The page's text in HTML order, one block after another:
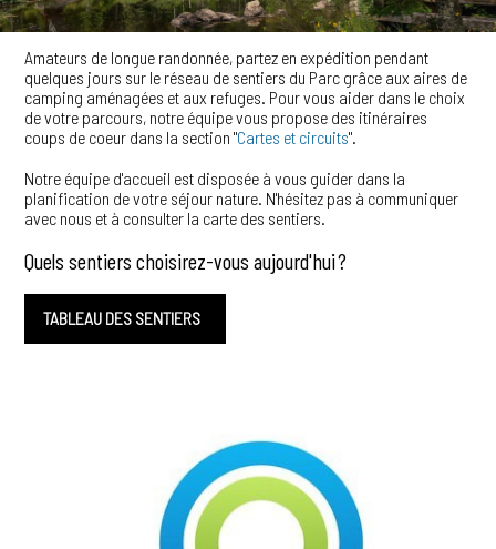
Amateurs de longue randonnée, partez en expédition pendant
quelques jours sur le réseau de sentiers du Parc grâce aux aires de
camping aménagées et aux refuges. Pour vous aider dans le choix
de votre parcours, notre équipe vous propose des itinéraires
coups de coeur dans la section "Cartes et circuits".
Notre équipe d'accueil est disposée à vous guider dans la
planification de votre séjour nature. N'hésitez pas à communiquer
avec nous et à consulter la carte des sentiers.
Quels sentiers choisirez-vous aujourd'hui?
TABLEAU DES SENTIERS